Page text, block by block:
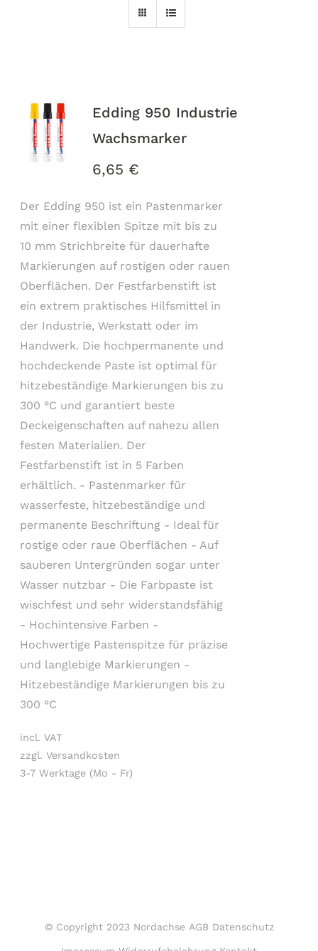
Edding 950 Industrie
Wachsmarker
6,65 €
Der Edding 950 ist ein Pastenmarker
mit einer flexiblen Spitze mit bis zu
10 mm Strichbreite für dauerhafte
Markierungen auf rostigen oder rauen
Oberflächen. Der Festfarbenstift ist
ein extrem praktisches Hilfsmittel in
der Industrie, Werkstatt oder im
Handwerk. Die hochpermanente und
hochdeckende Paste ist optimal für
hitzebeständige Markierungen bis zu
300 °C und garantiert beste
Deckeigenschaften auf nahezu allen
festen Materialien. Der
Festfarbenstift ist in 5 Farben
erhältlich. - Pastenmarker für
wasserfeste, hitzebeständige und
permanente Beschriftung - Ideal für
rostige oder raue Oberflächen - Auf
sauberen Untergründen sogar unter
Wasser nutzbar - Die Farbpaste ist
wischfest und sehr widerstandsfähig
- Hochintensive Farben -
Hochwertige Pastenspitze für präzise
und langlebige Markierungen -
Hitzebeständige Markierungen bis zu
300 °C
incl. VAT
zzgl. Versandkosten
3-7 Werktage (Mo - Fr)
© Copyright 2023 Nordachse AGB Datenschutz